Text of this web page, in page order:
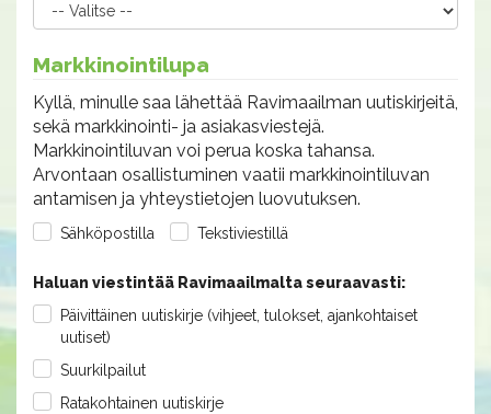
Markkinointilupa
Kyllä, minulle saa lähettää Ravimaailman uutiskirjeitä,
sekä markkinointi- ja asiakasviestejä.
Markkinointiluvan voi perua koska tahansa.
Arvontaan osallistuminen vaatii markkinointiluvan
antamisen ja yhteystietojen luovutuksen.
Sähköpostilla Tekstiviestillä
Haluan viestintää Ravimaailmalta seuraavasti:
Päivittäinen uutiskirje (vihjeet, tulokset, ajankohtaiset
uutiset)
Suurkilpailut
Ratakohtainen uutiskirje